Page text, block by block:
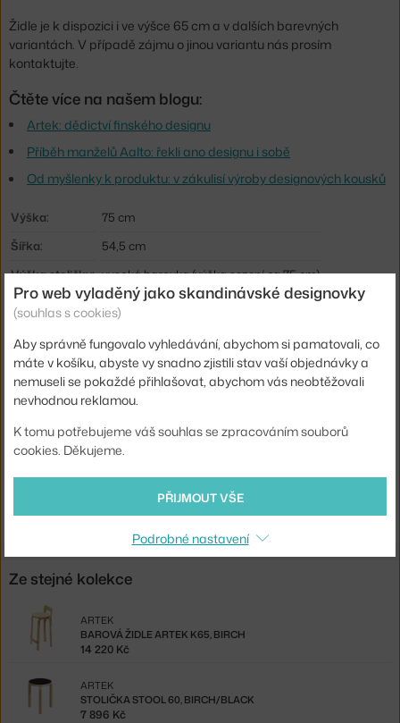
Židle je k dispozici i ve výšce 65 cm a v dalších barevných
variantách. V případě zájmu o jinou variantu nás prosím
kontaktujte.
Čtěte více na našem blogu:
Artek: dědictví finského designu
Příběh manželů Aalto: řekli ano designu i sobě
Od myšlenky k produktu: v zákulisí výroby designových kousků
Výška:
75 cm
Šířka:
54,5 cm
Výška stoličky: vysoká barovka (výška sezení ca 75 cm)
Barva:
světlé dřevo
Sedák:
dřevo
Podnož:
dřevo
EAN
6438305007792
Ste zo Slovenska? Prejdite naBarová stolička Artek 64, birch
Shopping from the EU? Switch to Artek Bar Stool 64, birch
Ze stejné kolekce
BAROVÁ ŽIDLE ARTEK K65, BIRCH
ARTEK
14 220 Kč
STOLIČKA STOOL 60, BIRCH/BLACK
ARTEK
7 896 Kč
Pro web vyladěný jako skandinávské designovky
(souhlas s cookies)
Aby správně fungovalo vyhledávání, abychom si pamatovali, co
máte v košíku, abyste vy snadno zjistili stav vaší objednávky a
nemuseli se pokaždé přihlašovat, abychom vás neobtěžovali
nevhodnou reklamou.
K tomu potřebujeme váš souhlas se zpracováním souborů
cookies. Děkujeme.
PŘIJMOUT VŠE
Podrobné nastavení